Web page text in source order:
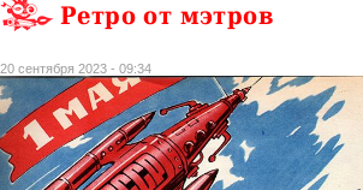
Ретро от мэтров
20 сентября 2023 - 09:34